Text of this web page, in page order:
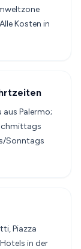
Kosten in
Palermo;
Sonntags
Piazza
in der